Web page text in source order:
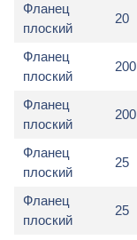
Фланец
плоский
20
Фланец
плоский
200
Фланец
плоский
200
Фланец
плоский
25
Фланец
плоский
25